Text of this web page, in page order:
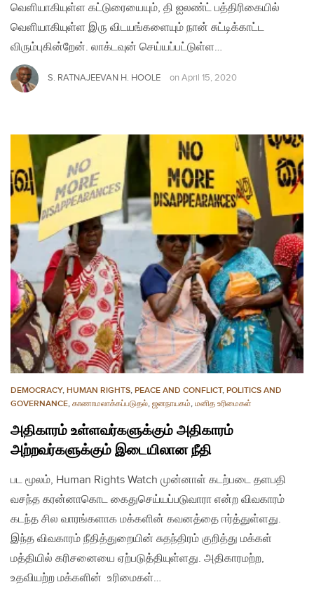
வெளியாகியுள்ள கட்டுரையையும், தி ஐலண்ட் பத்திரிகையில்
வெளியாகியுள்ள இரு விடயங்களையும் நான் சுட்டிக்காட்ட
விரும்புகின்றேன். லாக்டவுன் செய்யப்பட்டுள்ள…
S. RATNAJEEVAN H. HOOLE on April 15, 2020
DEMOCRACY, HUMAN RIGHTS, PEACE AND CONFLICT, POLITICS AND
GOVERNANCE, காணாமலாக்கப்படுதல், ஜனநாயகம், மனித உரிமைகள்
அதிகாரம் உள்ளவர்களுக்கும் அதிகாரம்
அற்றவர்களுக்கும் இடையிலான நீதி
பட மூலம், Human Rights Watch முன்னாள் கடற்படை தளபதி
வசந்த கரன்னாகொட கைதுசெய்யப்படுவாரா என்ற விவகாரம்
கடந்த சில வாரங்களாக மக்களின் கவனத்தை ஈர்த்துள்ளது.
இந்த விவகாரம் நீதித்துறையின் சுதந்திரம் குறித்து மக்கள்
மத்தியில் கரிசனையை ஏற்படுத்தியுள்ளது. அதிகாரமற்ற,
உதவியற்ற மக்களின் உரிமைகள்…